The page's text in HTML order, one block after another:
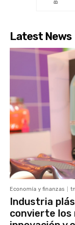
Latest News
Economía y finanzas
Industria
convierte los